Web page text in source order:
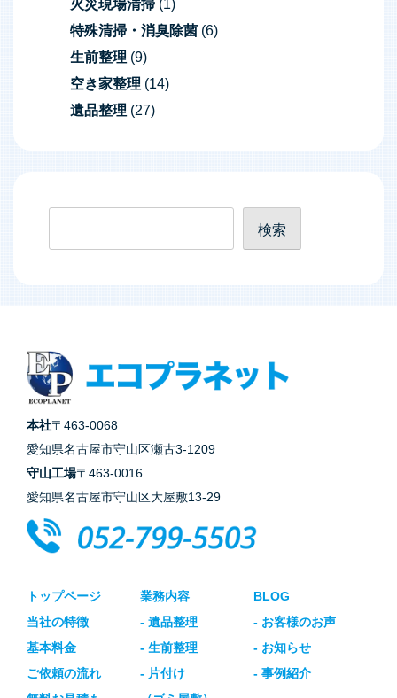
火災現場清掃 (1)
特殊清掃・消臭除菌 (6)
生前整理 (9)
空き家整理 (14)
遺品整理 (27)
索
検索
本社〒463-0068
愛知県名古屋市守山区瀬古3-1209
守山工場〒463-0016
愛知県名古屋市守山区大屋敷13-29
トップページ
当社の特徴
基本料金
ご依頼の流れ
業務内容
- 遺品整理
- 生前整理
- 片付け
BLOG
- お客様のお声
- お知らせ
- 事例紹介